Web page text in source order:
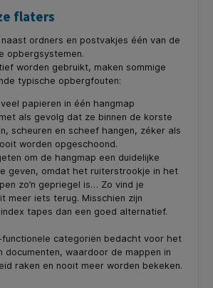
flaters
naast ordners en postvakjes één van de
opbergsystemen.
worden gebruikt, maken sommige
typische opbergfouten:
papieren in één hangmap
als gevolg dat ze binnen de korste
scheuren en scheef hangen, zéker als
worden opgeschoond.
om de hangmap een duidelijke
geven, omdat het ruiterstrookje in het
zo’n gepriegel is… Zo vind je
meer iets terug. ​Misschien zijn
tapes dan een goed alternatief.
categoriën bedacht voor het
documenten, waardoor de mappen in
raken en nooit meer worden bekeken.